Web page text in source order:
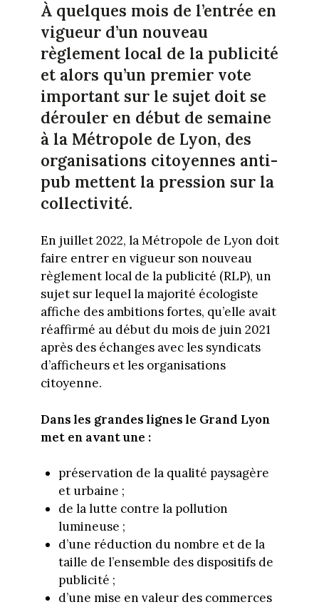
À quelques mois de l’entrée en
vigueur d’un nouveau
règlement local de la publicité
et alors qu’un premier vote
important sur le sujet doit se
dérouler en début de semaine
à la Métropole de Lyon, des
organisations citoyennes anti-
pub mettent la pression sur la
collectivité.
En juillet 2022, la Métropole de Lyon doit
faire entrer en vigueur son nouveau
règlement local de la publicité (RLP), un
sujet sur lequel la majorité écologiste
affiche des ambitions fortes, qu’elle avait
réaffirmé au début du mois de juin 2021
après des échanges avec les syndicats
d’afficheurs et les organisations
citoyenne.
Dans les grandes lignes le Grand Lyon
met en avant une :
préservation de la qualité paysagère
et urbaine ;
de la lutte contre la pollution
lumineuse ;
d’une réduction du nombre et de la
taille de l’ensemble des dispositifs de
publicité ;
d’une mise en valeur des commerces